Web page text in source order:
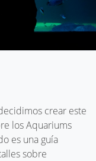
crear este
los Aquariums
es una guía
sobre